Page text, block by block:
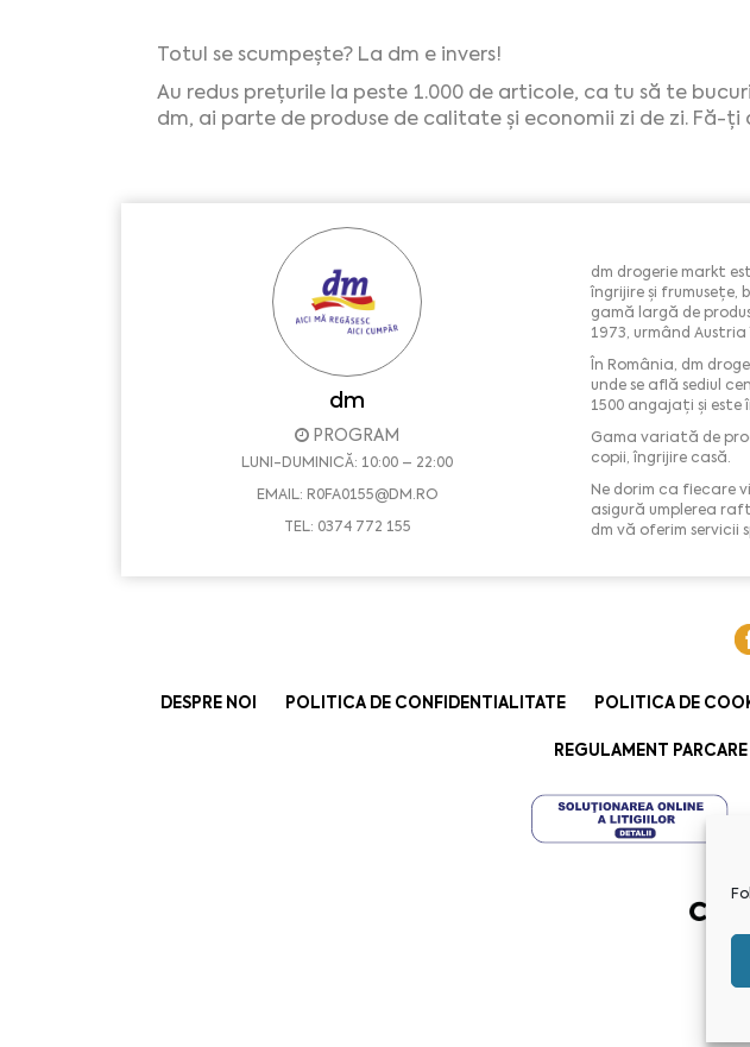
Totul se scumpește? La dm e invers!
Au redus prețurile la peste 1.000 de articole, ca tu să te
dm, ai parte de produse de calitate și economii zi de zi. Fă-
dm
PROGRAM
LUNI-DUMINICĂ: 10:00 – 22:00
EMAIL: R0FA0155@DM.RO
TEL: 0374 772 155
dm drogerie markt
îngrijire și
gamă largă de
1973, urmând Austria
În România, dm
unde se află sediul
1500 angajați și
Gama variată de
copii, îngrijire casă.
Ne dorim ca fiecare
asigură umplerea
dm vă oferim servicii
DESPRE NOI POLITICA DE CONFIDENTIALITATE POLITICA DE
REGULAMENT PARCARE